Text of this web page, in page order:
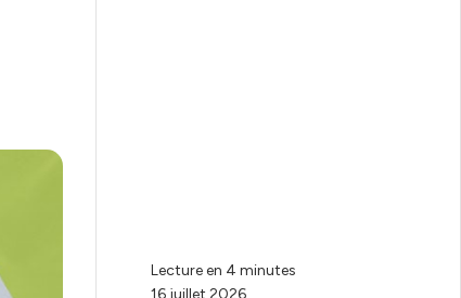
Lecture en 4 minutes
16 juillet 2026